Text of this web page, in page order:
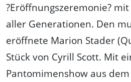
?Eröffnungszeremonie?
aller Generationen. Den
eröffnete Marion Stader
Stück von Cyrill Scott. Mit
Pantomimenshow aus